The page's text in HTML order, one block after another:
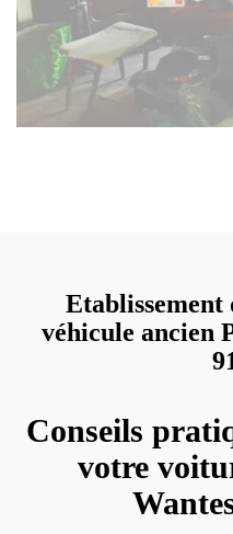
Etablissement
véhicule ancien
Conseils
votre